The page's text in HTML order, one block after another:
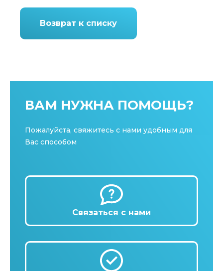
Возврат к списку
ВАМ НУЖНА ПОМОЩЬ?
Пожалуйста, свяжитесь с нами удобным для
Вас способом
Связаться с нами